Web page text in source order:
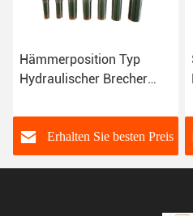
Stop Pin / Round Pin für
Baggerbrecher /
Erhalten Sie besten Preis